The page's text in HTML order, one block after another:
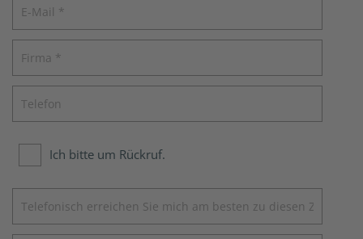
Ich bitte um Rückruf.